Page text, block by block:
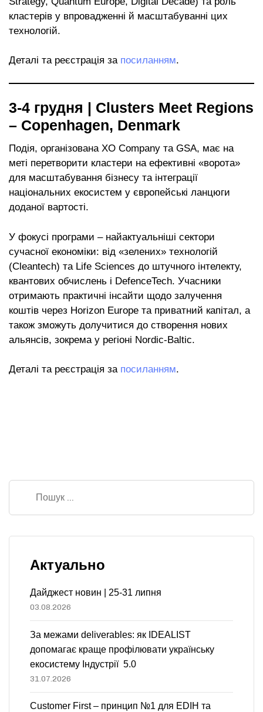
кластерів у впровадженні й масштабуванні цих
технологій.
Деталі та реєстрація за посиланням.
3-4 грудня | Clusters Meet Regions
– Copenhagen, Denmark
Подія, організована XO Company та GSA, має на
меті перетворити кластери на ефективні «ворота»
для масштабування бізнесу та інтеграції
національних екосистем у європейські ланцюги
доданої вартості.
У фокусі програми – найактуальніші сектори
сучасної економіки: від «зелених» технологій
(Cleantech) та Life Sciences до штучного інтелекту,
квантових обчислень і DefenceTech. Учасники
отримають практичні інсайти щодо залучення
коштів через Horizon Europe та приватний капітал, а
також зможуть долучитися до створення нових
альянсів, зокрема у регіоні Nordic-Baltic.
Деталі та реєстрація за посиланням.
Актуально
Дайджест новин | 25-31 липня
03.08.2026
За межами deliverables: як IDEALIST
допомагає краще профілювати українську
екосистему Індустрії 5.0
31.07.2026
Customer First – принцип №1 для EDIH та